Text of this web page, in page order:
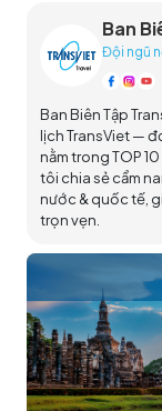
Ban
Đội ngũ
Ban Biên Tập
lịch TransViet —
nằm trong TOP
tôi chia sẻ cẩm
nước & quốc tế,
trọn vẹn.